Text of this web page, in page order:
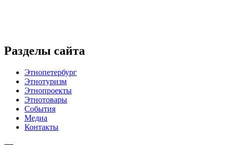
Разделы сайта
Этнопетербург
Этнотуризм
Этнопроекты
Этнотовары
События
Медиа
Контакты